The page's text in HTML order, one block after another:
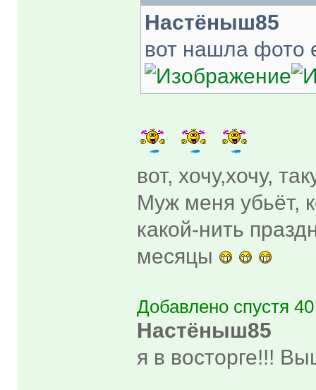
Настёныш85
вот нашла фото
вот, хочу,хочу,
Муж меня убьёт,
какой-нить
месяцы
Добавлено спустя
Настёныш85
я в восторге!!!